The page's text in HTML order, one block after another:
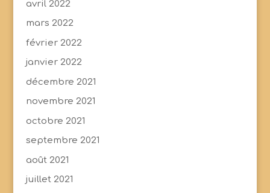
avril 2022
mars 2022
février 2022
janvier 2022
décembre 2021
novembre 2021
octobre 2021
septembre 2021
août 2021
juillet 2021